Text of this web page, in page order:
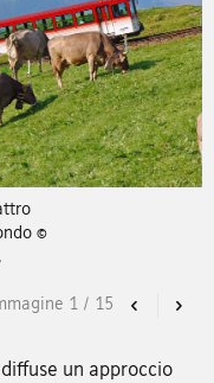
©
Previous
1 / 15
un approccio